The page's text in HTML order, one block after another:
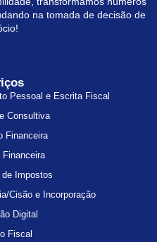
na tomada de decisão de
Pessoal e Escrita Fiscal
Consultiva
Financeira
de Impostos
Cisão e Incorporação
Digital
Fiscal